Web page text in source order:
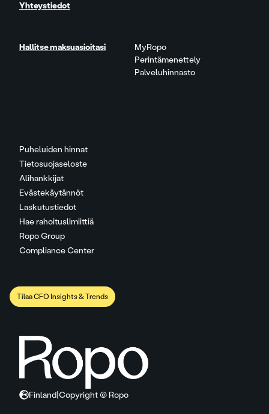
Puheluiden hinnat
Tietosuojaseloste
Alihankkijat
Evästekäytännöt
Laskutustiedot
Hae rahoituslimiittiä
Ropo Group
Compliance Center
Yhteystiedot
Hallitse maksuasioitasi
MyRopo
Perintämenettely
Palveluhinnasto
Tilaa CFO Insights & Trends
Finland Copyright © Ropo